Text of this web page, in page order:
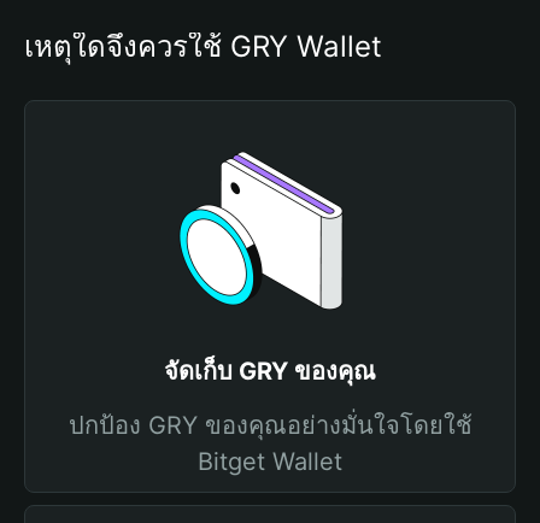
เหตุใดจึงควรใช้ GRY Wallet
จัดเก็บ GRY ของคุณ
ปกป้อง GRY ของคุณอย่างมั่นใจโดยใช้
Bitget Wallet